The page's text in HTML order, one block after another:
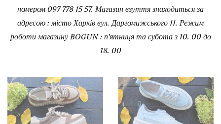
номером 097 778 15 57. Магазин взуття знаходиться за
адресою : місто Харків вул. Даргомижського 11. Режим
роботи магазину BOGUN : п'ятниця та субота з 10. 00 до
18. 00